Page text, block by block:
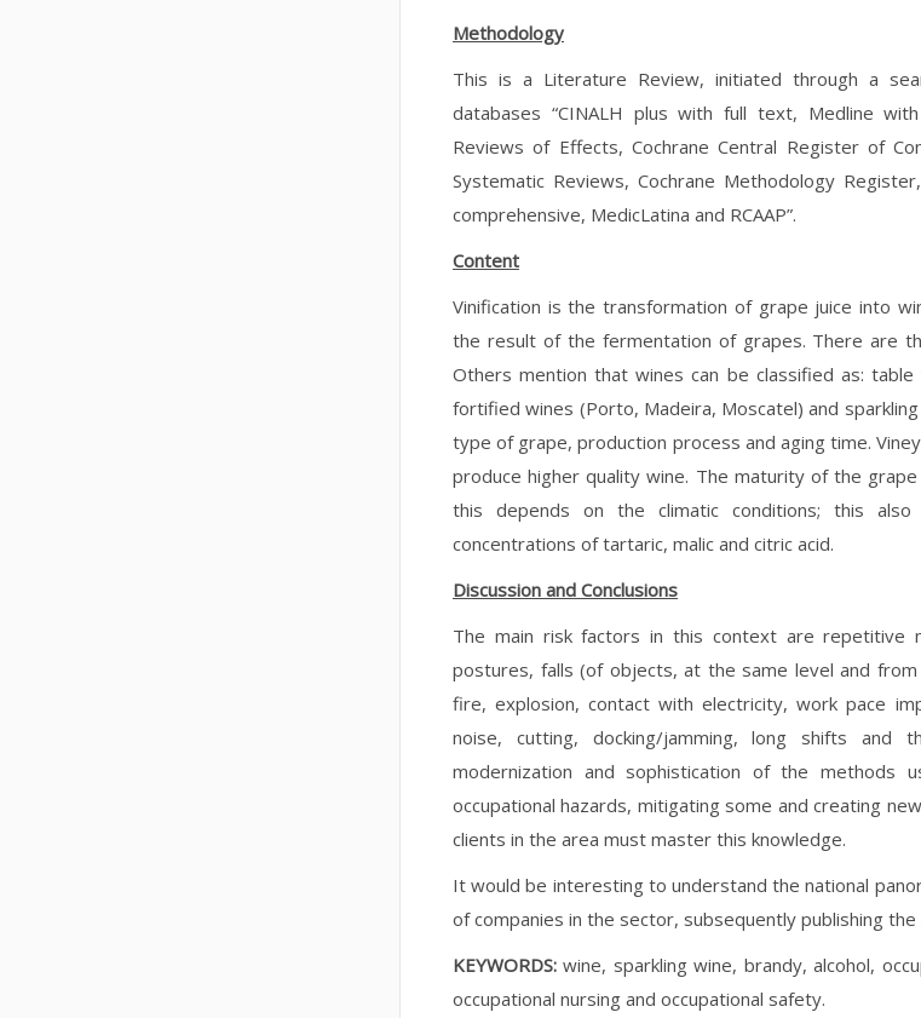
Methodology
This is a Literature Review, initiated through a
databases “CINALH plus with full text, Medline
Reviews of Effects, Cochrane Central Register of
Systematic Reviews, Cochrane Methodology
comprehensive, MedicLatina and RCAAP”.
Content
Vinification is the transformation of grape juice into
the result of the fermentation of grapes. There are
Others mention that wines can be classified as:
fortified wines (Porto, Madeira, Moscatel) and
type of grape, production process and aging time.
produce higher quality wine. The maturity of the
this depends on the climatic conditions; this
concentrations of tartaric, malic and citric acid.
Discussion and Conclusions
The main risk factors in this context are repetitive
postures, falls (of objects, at the same level and
fire, explosion, contact with electricity, work pace
noise, cutting, docking/jamming, long shifts and
modernization and sophistication of the methods
occupational hazards, mitigating some and creating
clients in the area must master this knowledge.
It would be interesting to understand the national
of companies in the sector, subsequently publishing
KEYWORDS: wine, sparkling wine, brandy, alcohol,
occupational nursing and occupational safety.